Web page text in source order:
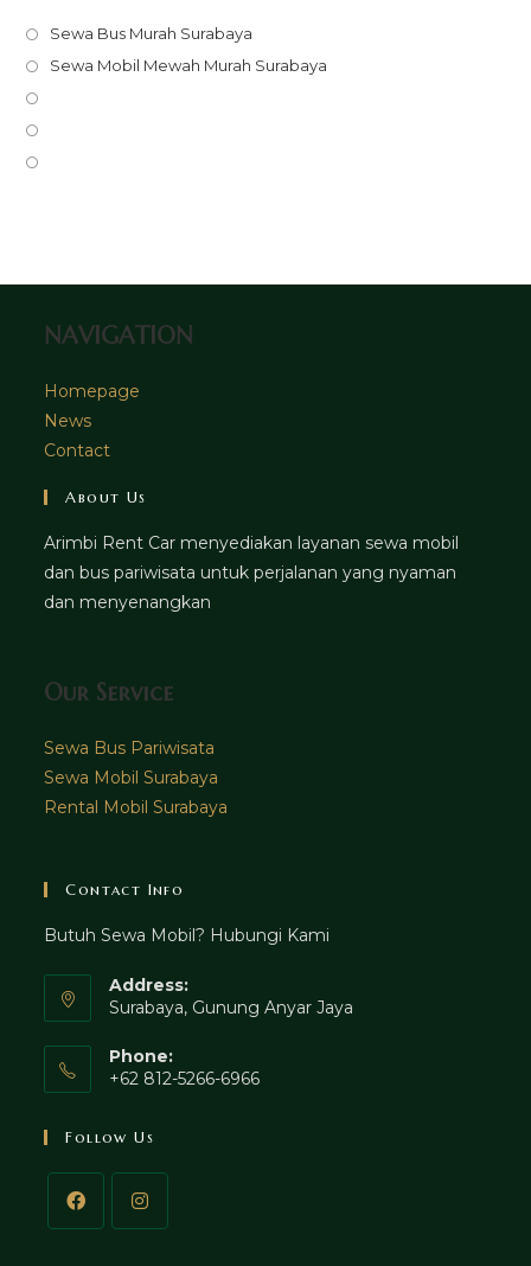
Sewa Bus Murah Surabaya
in
Sewa Mobil Mewah Murah Surabaya
tab
NAVIGATION
Homepage
News
Contact
About Us
Arimbi Rent Car menyediakan layanan sewa mobil
dan bus pariwisata untuk perjalanan yang nyaman
dan menyenangkan
Our Service
Sewa Bus Pariwisata
Sewa Mobil Surabaya
Rental Mobil Surabaya
Contact Info
Butuh Sewa Mobil? Hubungi Kami
Address:
Surabaya, Gunung Anyar Jaya
Phone:
+62 812-5266-6966
Follow Us